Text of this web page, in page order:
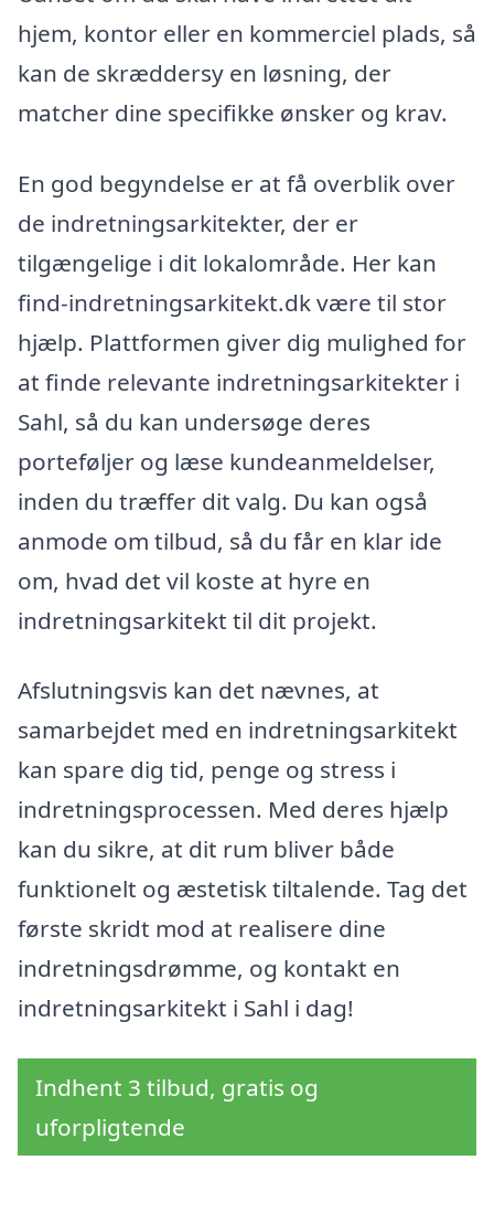
hjem, kontor eller en kommerciel plads, så
kan de skræddersy en løsning, der
matcher dine specifikke ønsker og krav.
En god begyndelse er at få overblik over
de indretningsarkitekter, der er
tilgængelige i dit lokalområde. Her kan
find-indretningsarkitekt.dk være til stor
hjælp. Plattformen giver dig mulighed for
at finde relevante indretningsarkitekter i
Sahl, så du kan undersøge deres
porteføljer og læse kundeanmeldelser,
inden du træffer dit valg. Du kan også
anmode om tilbud, så du får en klar ide
om, hvad det vil koste at hyre en
indretningsarkitekt til dit projekt.
Afslutningsvis kan det nævnes, at
samarbejdet med en indretningsarkitekt
kan spare dig tid, penge og stress i
indretningsprocessen. Med deres hjælp
kan du sikre, at dit rum bliver både
funktionelt og æstetisk tiltalende. Tag det
første skridt mod at realisere dine
indretningsdrømme, og kontakt en
indretningsarkitekt i Sahl i dag!
Indhent 3 tilbud, gratis og
uforpligtende